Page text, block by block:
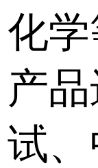
化
产
试